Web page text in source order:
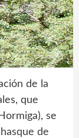
de la
que
se
de